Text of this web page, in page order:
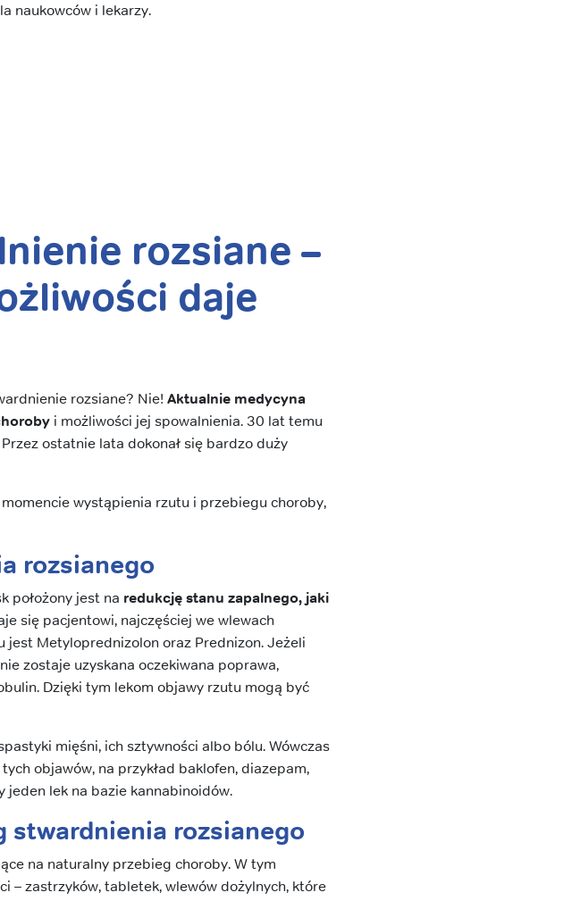
naukowców i lekarzy.
rozsiane –
daje
rozsiane? Nie!Aktualnie medycyna
i możliwości jej spowalnienia. 30 lat temu
ostatnie lata dokonał się bardzo duży
wystąpienia rzutu i przebiegu choroby,
rozsianego
położony jest na redukcję stanu zapalnego, jaki
się pacjentowi, najczęściej we wlewach
jest Metyloprednizolon oraz Prednizon. Jeżeli
zostaje uzyskana oczekiwana poprawa,
Dzięki tym lekom objawy rzutu mogą być
mięśni, ich sztywności albo bólu. Wówczas
objawów, na przykład baklofen, diazepam,
jeden lek na bazie kannabinoidów.
stwardnienia rozsianego
na naturalny przebieg choroby. W tym
– zastrzyków, tabletek, wlewów dożylnych, które